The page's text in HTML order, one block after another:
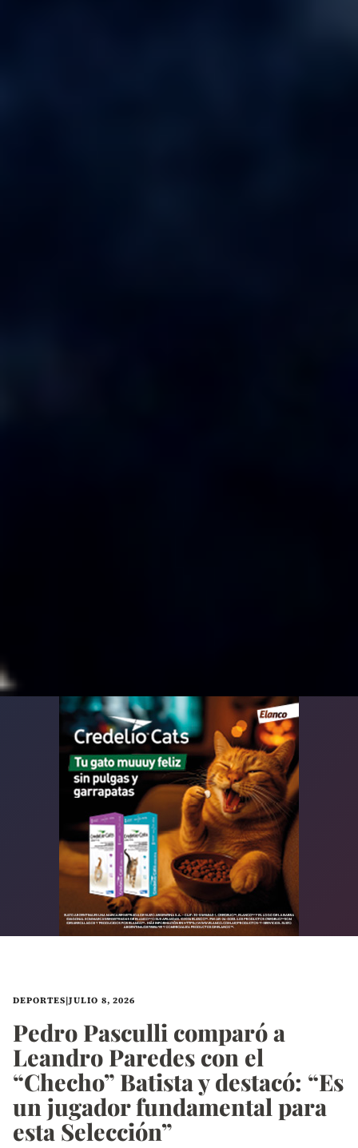
DEPORTES|JULIO 8, 2026
Pedro Pasculli comparó a
Leandro Paredes con el
“Checho” Batista y destacó: “Es
un jugador fundamental para
esta Selección”